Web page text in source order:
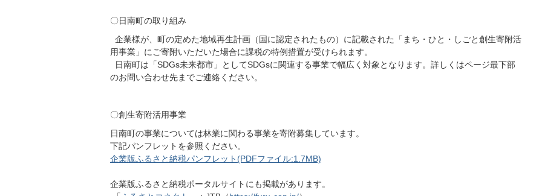
〇日南町の取り組み
企業様が、町の定めた地域再生計画（国に認定されたもの）に記載された「まち・ひと・しごと創生寄附活
用事業」にご寄附いただいた場合に課税の特例措置が受けられます。
日南町は「SDGs未来都市」としてSDGsに関連する事業で幅広く対象となります。詳しくはページ最下部
のお問い合わせ先までご連絡ください。
〇創生寄附活用事業
日南町の事業については林業に関わる事業を寄附募集しています。
下記パンフレットを参照ください。
企業版ふるさと納税パンフレット(PDFファイル:1.7MB)
企業版ふるさと納税ポータルサイトにも掲載があります。